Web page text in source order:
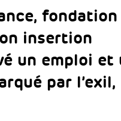
fondation
insertion
un emploi et
par l’exil,